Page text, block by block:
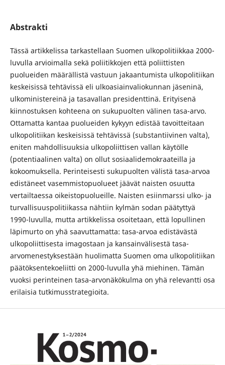
Abstrakti
Tässä artikkelissa tarkastellaan Suomen ulkopolitiikkaa 2000-
luvulla arvioimalla sekä poliitikkojen että poliittisten
puolueiden määrällistä vastuun jakaantumista ulkopolitiikan
keskeisissä tehtävissä eli ulkoasiainvaliokunnan jäseninä,
ulkoministereinä ja tasavallan presidenttinä. Erityisenä
kiinnostuksen kohteena on sukupuolten välinen tasa-arvo.
Ottamatta kantaa puolueiden kykyyn edistää tavoitteitaan
ulkopolitiikan keskeisissä tehtävissä (substantiivinen valta),
eniten mahdollisuuksia ulkopoliittisen vallan käytölle
(potentiaalinen valta) on ollut sosiaalidemokraateilla ja
kokoomuksella. Perinteisesti sukupuolten välistä tasa-arvoa
edistäneet vasemmistopuolueet jäävät naisten osuutta
vertailtaessa oikeistopuolueille. Naisten esiinmarssi ulko- ja
turvallisuuspolitiikassa nähtiin kylmän sodan päätyttyä
1990-luvulla, mutta artikkelissa osoitetaan, että lopullinen
läpimurto on yhä saavuttamatta: tasa-arvoa edistävästä
ulkopoliittisesta imagostaan ja kansainvälisestä tasa-
arvomenestyksestään huolimatta Suomen oma ulkopolitiikan
päätöksentekoeliitti on 2000-luvulla yhä miehinen. Tämän
vuoksi perinteinen tasa-arvonäkökulma on yhä relevantti osa
erilaisia tutkimusstrategioita.